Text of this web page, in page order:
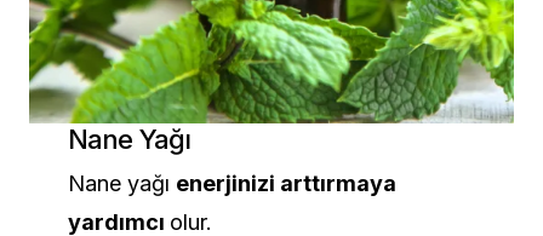
Nane Yağı
Nane yağı enerjinizi arttırmaya
yardımcı olur.